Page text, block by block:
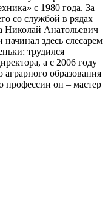
с 1980 года. За
со службой в рядах
Николай Анатольевич
здесь слесарем
трудился
а с 2006 году
образования
профессии он – мастер